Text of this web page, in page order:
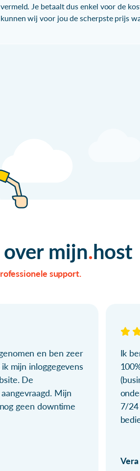
vermeld. Je betaalt dus enkel voor de
kunnen wij voor jou de scherpste prijs
mijn host
support.
en ben zeer
mijn inloggegevens
De
Mijn
geen downtime
Ik
7/24
Vera